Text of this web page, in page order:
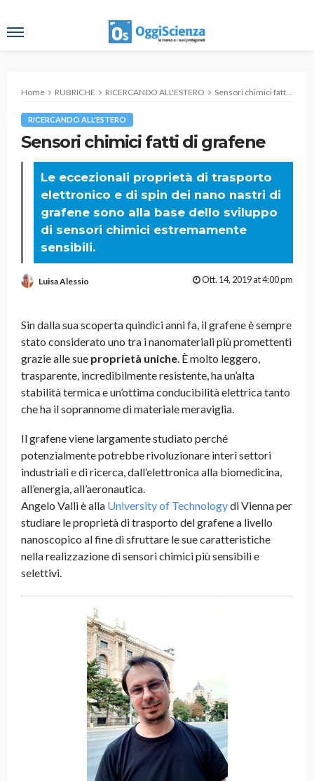
Home RUBRICHE RICERCANDO ALL'ESTERO Sensori chimici fatti di grafene
RICERCANDO ALL'ESTERO
Sensori chimici fatti di grafene
Le eccezionali proprietà di trasporto
elettronico e di spin dei nano nastri di
grafene sono alla base dello sviluppo
di sensori chimici estremamente
sensibili.
Luisa Alessio Ott. 14, 2019 at 4:00 pm
Sin dalla sua scoperta quindici anni fa, il grafene è sempre
stato considerato uno tra i nanomateriali più promettenti
grazie alle sue proprietà uniche. È molto leggero,
trasparente, incredibilmente resistente, ha un’alta
stabilità termica e un’ottima conducibilità elettrica tanto
che ha il soprannome di materiale meraviglia.
Il grafene viene largamente studiato perché
potenzialmente potrebbe rivoluzionare interi settori
industriali e di ricerca, dall’elettronica alla biomedicina,
all’energia, all’aeronautica.
Angelo Valli è alla University of Technologydi Vienna per
studiare le proprietà di trasporto del grafene a livello
nanoscopico al fine di sfruttare le sue caratteristiche
nella realizzazione di sensori chimici più sensibili e
selettivi.